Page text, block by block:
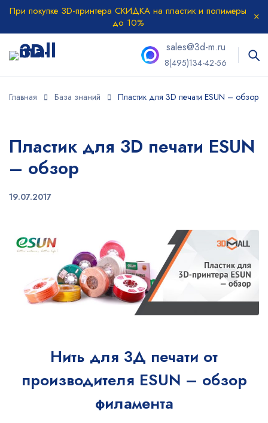
При покупке 3D-принтера СКИДКА на пластик и полимеры
до 10%
sales@3d-m.ru
8(495)134-42-56
Главная База знаний Пластик для 3D печати ESUN – обзор
Пластик для 3D печати ESUN
– обзор
19.07.2017
Нить для 3Д печати от
производителя ESUN – обзор
филамента